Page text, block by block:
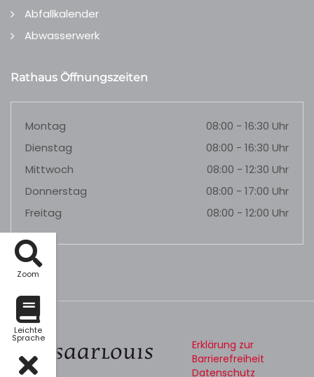
Zoom
Leichte
Sprache
Abfallkalender
Abwasserwerk
Rathaus Öffnungszeiten
Montag
08:00 - 16:30 Uhr
Dienstag
08:00 - 16:30 Uhr
Mittwoch
08:00 - 12:30 Uhr
Donnerstag
08:00 - 17:00 Uhr
Freitag
08:00 - 12:00 Uhr
Erklärung zur
Barrierefreiheit
Datenschutz